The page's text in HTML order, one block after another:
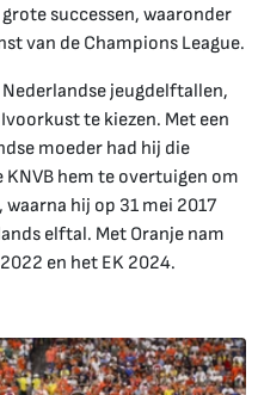
successen, waaronder
van de Champions League.
jeugdelftallen,
te kiezen. Met een
moeder had hij die
hem te overtuigen om
hij op 31 mei 2017
elftal. Met Oranje nam
en het EK 2024.